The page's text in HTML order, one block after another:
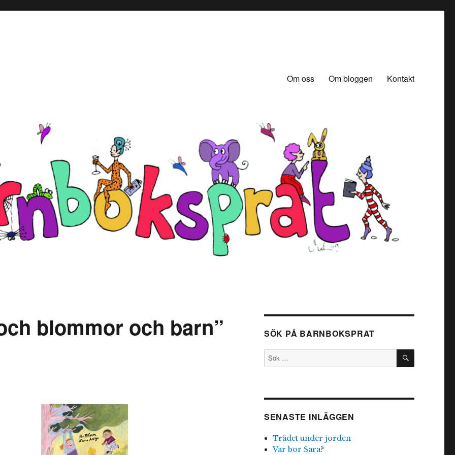
Om oss Om bloggen Kontakt
blommor och barn” SÖK PÅ BARNBOKSPRAT
Sök
efter:
SÖK
SENASTE INLÄGGEN
Trädet under jorden
Var bor Sara?